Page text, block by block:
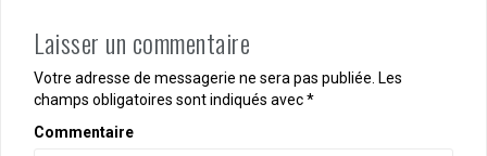
Laisser un commentaire
Votre adresse de messagerie ne sera pas publiée. Les
champs obligatoires sont indiqués avec*
Commentaire